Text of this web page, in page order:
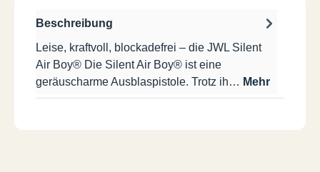
Beschreibung
Leise, kraftvoll, blockadefrei – die JWL Silent
Air Boy® Die Silent Air Boy® ist eine
geräuscharme Ausblaspistole. Trotz ih… Mehr